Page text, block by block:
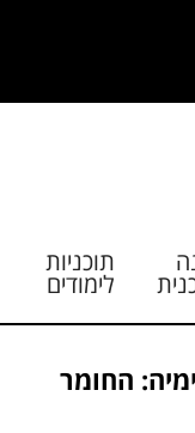
תוכניות
לימודים
החומר